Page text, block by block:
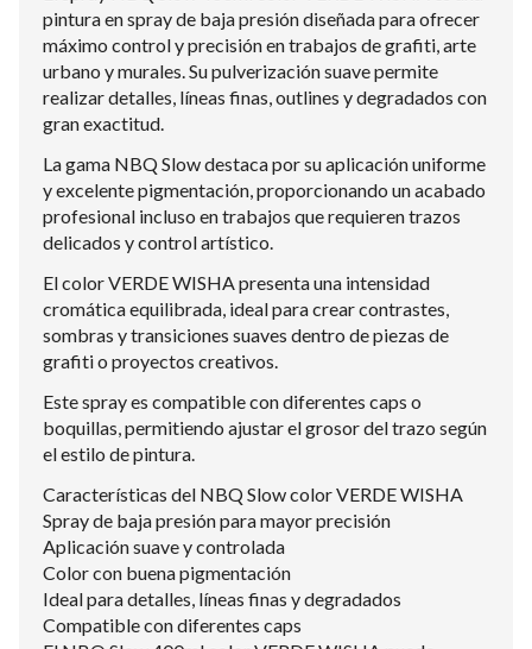
pintura en spray de baja presión diseñada para ofrecer
máximo control y precisión en trabajos de grafiti, arte
urbano y murales. Su pulverización suave permite
realizar detalles, líneas finas, outlines y degradados con
gran exactitud.
La gama NBQ Slow destaca por su aplicación uniforme
y excelente pigmentación, proporcionando un acabado
profesional incluso en trabajos que requieren trazos
delicados y control artístico.
El color VERDE WISHA presenta una intensidad
cromática equilibrada, ideal para crear contrastes,
sombras y transiciones suaves dentro de piezas de
grafiti o proyectos creativos.
Este spray es compatible con diferentes caps o
boquillas, permitiendo ajustar el grosor del trazo según
el estilo de pintura.
Características del NBQ Slow color VERDE WISHA
Spray de baja presión para mayor precisión
Aplicación suave y controlada
Color con buena pigmentación
Ideal para detalles, líneas finas y degradados
Compatible con diferentes caps